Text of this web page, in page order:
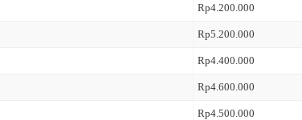
Rp4.200.000
Rp5.200.000
Rp4.400.000
Rp4.600.000
Rp4.500.000